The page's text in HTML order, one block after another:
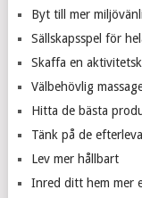
Byt till mer
Sällskapsspel för
Skaffa en
Välbehövlig
Hitta de bästa
Tänk på de
Lev mer hållbart
Inred ditt hem mer